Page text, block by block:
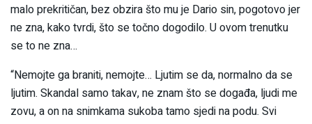
malo prekritičan, bez obzira što mu je Dario sin, pogotovo jer
ne zna, kako tvrdi, što se točno dogodilo. U ovom trenutku
se to ne zna…
“Nemojte ga braniti, nemojte… Ljutim se da, normalno da se
ljutim. Skandal samo takav, ne znam što se događa, ljudi me
zovu, a on na snimkama sukoba tamo sjedi na podu. Svi